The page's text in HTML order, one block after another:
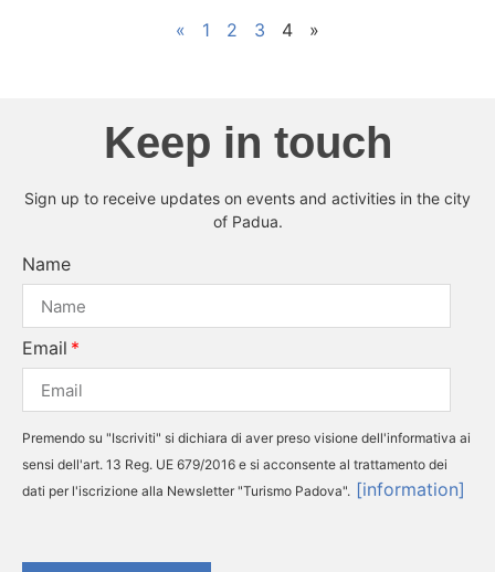
« 1 2 3 4 »
Keep in touch
Sign up to receive updates on events and activities in the city
of Padua.
Name
Email
Premendo su "Iscriviti" si dichiara di aver preso visione dell'informativa ai
sensi dell'art. 13 Reg. UE 679/2016 e si acconsente al trattamento dei
dati per l'iscrizione alla Newsletter "Turismo Padova". [information]